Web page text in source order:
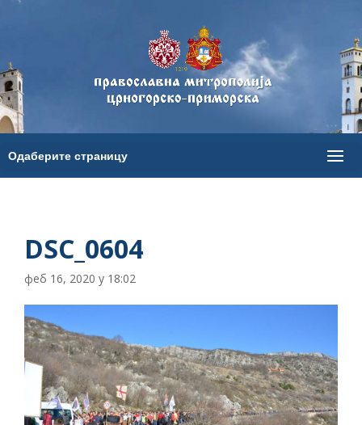
DSC_0604
феб 16, 2020 у 18:02